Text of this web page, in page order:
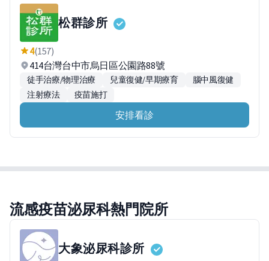
松群診所
4(157)
414台灣台中市烏日區公園路88號
徒手治療/物理治療 兒童復健/早期療育
腦中風復健
注射療法
疫苗施打
安排看診
流感疫苗泌尿科熱門院所
大象泌尿科診所